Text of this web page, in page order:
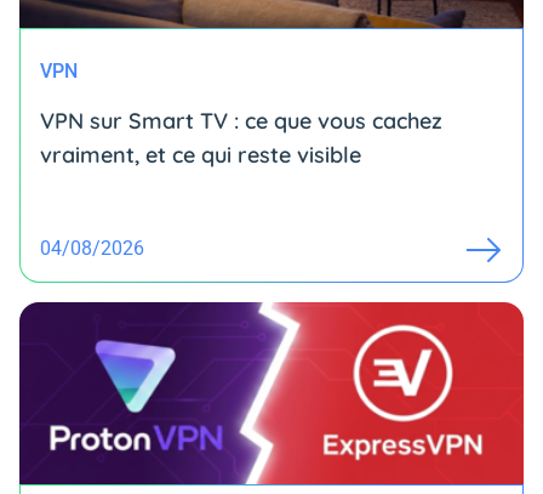
VPN
VPN sur Smart TV : ce que vous cachez
vraiment, et ce qui reste visible
04/08/2026